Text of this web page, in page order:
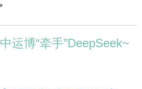
运博“牵手”DeepSeek~